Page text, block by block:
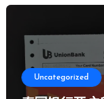
Uncategorized